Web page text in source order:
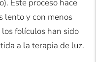
Este proceso hace
lento y con menos
folículos han sido
a la terapia de luz.